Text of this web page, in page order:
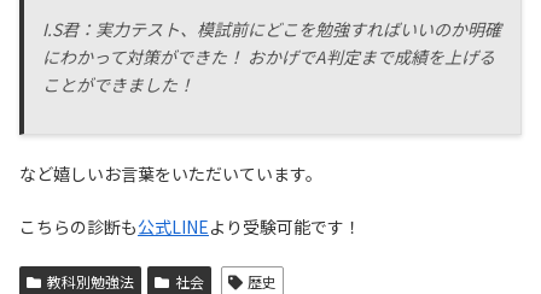
I.S君：実力テスト、模試前にどこを勉強すればいいのか明確
にわかって対策ができた！ おかげでA判定まで成績を上げる
ことができました！
など嬉しいお言葉をいただいています。
こちらの診断も公式LINEより受験可能です！
教科別勉強法 社会 歴史